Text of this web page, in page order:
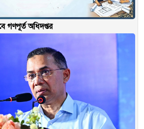
গণপূর্ত অধিদপ্তর